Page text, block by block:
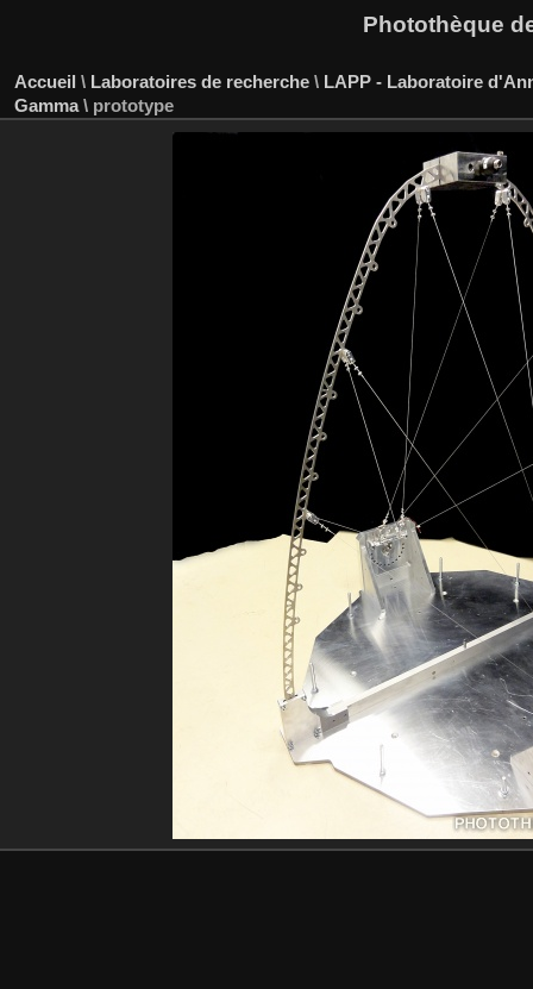
Photothèque
Accueil \ Laboratoires de recherche \ LAPP - Laboratoire
Gamma\ prototype